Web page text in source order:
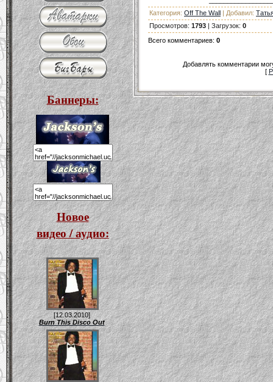
Баннеры:
Новое
видео / аудио:
[12.03.2010]
Burn This Disco Out
Категория: Off The Wall Добавил:
Просмотров: 1793 Загрузок: 0
Всего комментариев: 0
Добавлять комментарии
[